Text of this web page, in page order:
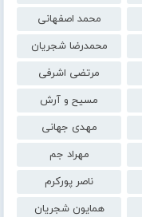
محمد اصفهانی
محمدرضا شجریان
مرتضی اشرفی
مسیح و آرش
مهدی جهانی
مهراد جم
ناصر پورکرم
همایون شجریان